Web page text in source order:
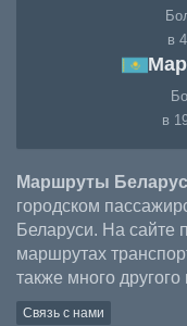
в
в
Маршруты
городском
Беларуси. На сайте
маршрутах
также много другого
Связь с нами